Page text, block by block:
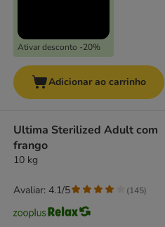
Ativar desconto -20%
Adicionar ao carrinho
Ultima Sterilized Adult com
frango
10 kg
Avaliar: 4.1/5 (145)